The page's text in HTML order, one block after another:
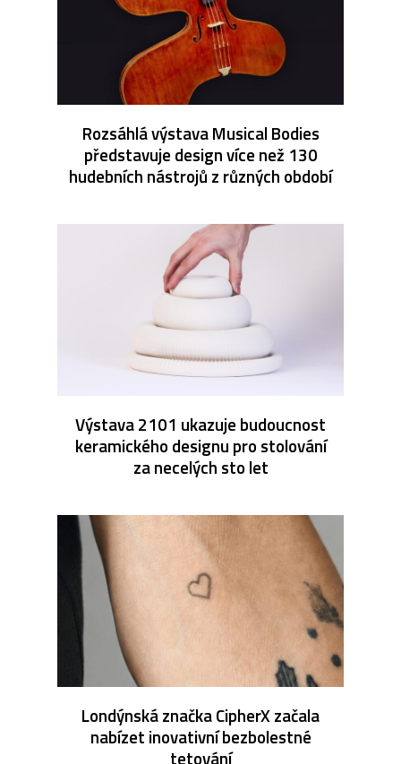
Rozsáhlá výstava Musical Bodies
představuje design více než 130
hudebních nástrojů z různých období
Výstava 2101 ukazuje budoucnost
keramického designu pro stolování
za necelých sto let
Londýnská značka CipherX začala
nabízet inovativní bezbolestné
tetování